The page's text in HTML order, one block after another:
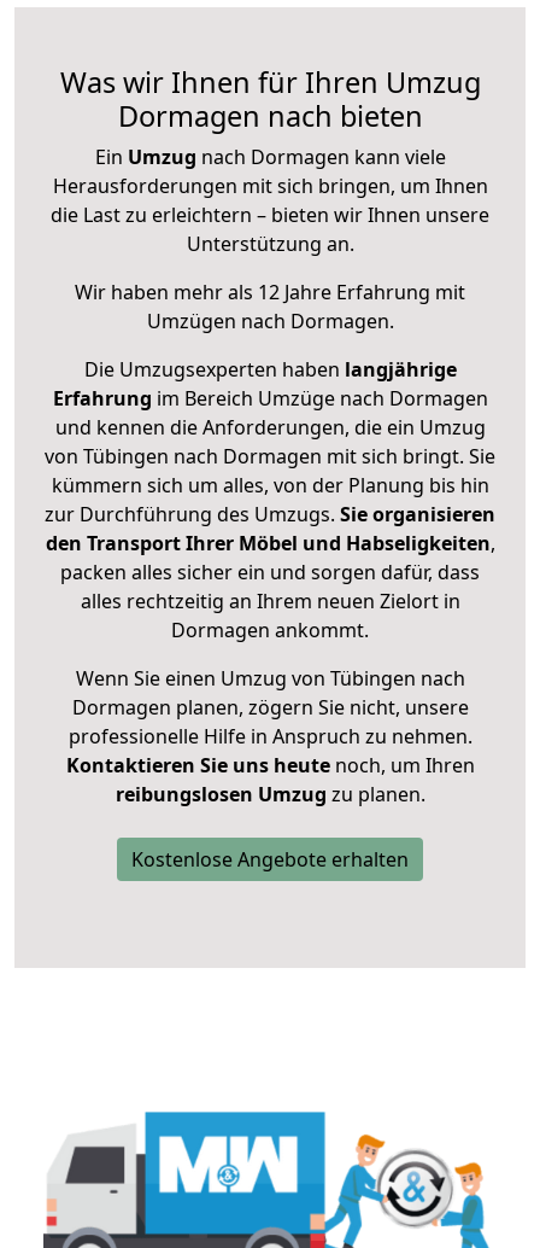
Was wir Ihnen für Ihren Umzug
Dormagen nach bieten
Ein Umzug nach Dormagen kann viele
Herausforderungen mit sich bringen, um Ihnen
die Last zu erleichtern – bieten wir Ihnen unsere
Unterstützung an.
Wir haben mehr als 12 Jahre Erfahrung mit
Umzügen nach Dormagen.
Die Umzugsexperten haben langjährige
Erfahrung im Bereich Umzüge nach Dormagen
und kennen die Anforderungen, die ein Umzug
von Tübingen nach Dormagen mit sich bringt. Sie
kümmern sich um alles, von der Planung bis hin
zur Durchführung des Umzugs. Sie organisieren
den Transport Ihrer Möbel und Habseligkeiten,
packen alles sicher ein und sorgen dafür, dass
alles rechtzeitig an Ihrem neuen Zielort in
Dormagen ankommt.
Wenn Sie einen Umzug von Tübingen nach
Dormagen planen, zögern Sie nicht, unsere
professionelle Hilfe in Anspruch zu nehmen.
Kontaktieren Sie uns heutenoch, um Ihren
reibungslosen Umzug zu planen.
Kostenlose Angebote erhalten